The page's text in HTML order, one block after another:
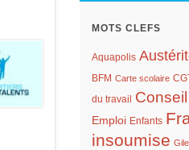
MOTS CLEFS
Aquapolis
BFM Carte scolaire
du travail
Emploi Enfants
insoumise